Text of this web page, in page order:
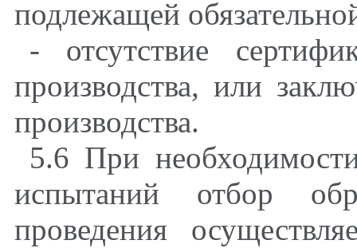
подлежащей
- отсутствие
производства, или
производства.
5.6 При
испытаний отбор
проведения